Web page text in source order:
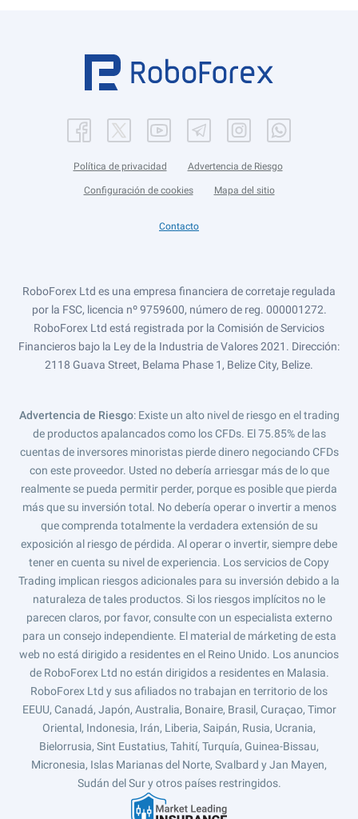
Política de privacidad Advertencia de Riesgo
Configuración de cookies Mapa del sitio
Contacto
RoboForex Ltd es una empresa financiera de corretaje regulada
por la FSC, licencia nº 9759600, número de reg. 000001272.
RoboForex Ltd está registrada por la Comisión de Servicios
Financieros bajo la Ley de la Industria de Valores 2021. Dirección:
2118 Guava Street, Belama Phase 1, Belize City, Belize.
Advertencia de Riesgo: Existe un alto nivel de riesgo en el trading
de productos apalancados como los CFDs. El 75.85% de las
cuentas de inversores minoristas pierde dinero negociando CFDs
con este proveedor. Usted no debería arriesgar más de lo que
realmente se pueda permitir perder, porque es posible que pierda
más que su inversión total. No debería operar o invertir a menos
que comprenda totalmente la verdadera extensión de su
exposición al riesgo de pérdida. Al operar o invertir, siempre debe
tener en cuenta su nivel de experiencia. Los servicios de Copy
Trading implican riesgos adicionales para su inversión debido a la
naturaleza de tales productos. Si los riesgos implícitos no le
parecen claros, por favor, consulte con un especialista externo
para un consejo independiente. El material de márketing de esta
web no está dirigido a residentes en el Reino Unido. Los anuncios
de RoboForex Ltd no están dirigidos a residentes en Malasia.
RoboForex Ltd y sus afiliados no trabajan en territorio de los
EEUU, Canadá, Japón, Australia, Bonaire, Brasil, Curaçao, Timor
Oriental, Indonesia, Irán, Liberia, Saipán, Rusia, Ucrania,
Bielorrusia, Sint Eustatius, Tahití, Turquía, Guinea-Bissau,
Micronesia, Islas Marianas del Norte, Svalbard y Jan Mayen,
Sudán del Sur y otros países restringidos.